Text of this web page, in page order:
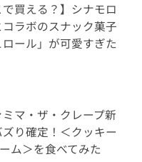
で買える？】シナモロ
ラボのスナック菓子
ロール」が可愛すぎた
ミマ・ザ・クレープ新
り確定！＜クッキー
ム＞を食べてみた